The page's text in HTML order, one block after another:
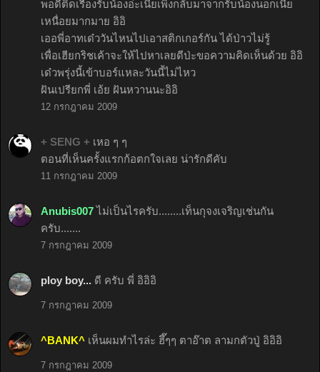
พอดีติดเรื่องรับน้องอ่ะเนี้ยเพิ่งกลับมาจากรับน้องนอกเนี้ย
เหนื่อยมากมาย อิอิ
เออพี่อาทเด๋ววันไหนไปเอาสติกเกอร์กัน ได้ป่าวไม่รู้
เพื่อเฮียกริชเค้าจะให้ไปหาเลยดีป่ะขอความคิดเห็นด้วย อิอิ
เด๋วพรุ่งนี้เข้าบอร์แหละวันนี้ไม่ไหว
ฝันเปรียกพี่ เอ้ย ฝันหวานนะอิอิ
12 กรกฎาคม 2009
+ SENG + เหอ ๆ ๆ
ตอนที่เห็นครั้งแรกก้อตกใจเลย น่ารักดีคับ
11 กรกฎาคม 2009
Anubis007 ไม่เป็นไรครับ........เท็นกุจงเจริญเช่นกัน
ครับ.......
7 กรกฎาคม 2009
ploy boy... ดี ครับ พี่ อิอิอิ
7 กรกฎาคม 2009
^BANK^ เห็นผมทำไรล่ะ ฮึ๊ๆๆ ตาอ๊าต ลามกตัวปู่ อิอิอิ
7 กรกฎาคม 2009